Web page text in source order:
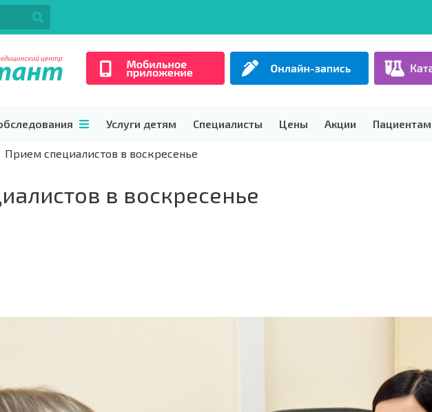
Услуги детям Специалисты Цены Акции Пациентам
Прием специалистов в воскресенье
в воскресенье